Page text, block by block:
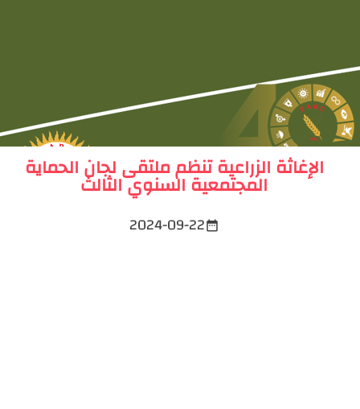
الإغاثة الزراعية تنظم ملتقى لجان الحماية
المجتمعية السنوي الثالث
2024-09-22date_range